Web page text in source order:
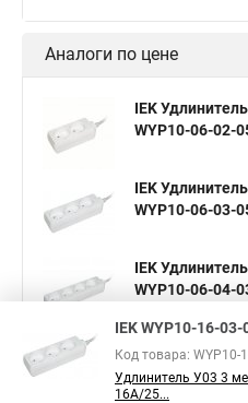
Аналоги по цене
IEK
WYP10-06-02-
IEK
WYP10-06-03-
IEK
WYP10-06-04-
IEK WYP10-16-03-
Код товара: WYP10-
Удлинитель У03 3
16А/25...